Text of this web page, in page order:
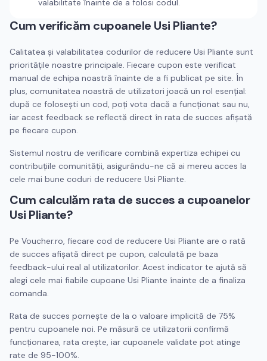
valabilitate înainte de a folosi codul.
Cum verificăm cupoanele Usi Pliante?
Calitatea și valabilitatea codurilor de reducere Usi Pliante sunt
prioritățile noastre principale. Fiecare cupon este verificat
manual de echipa noastră înainte de a fi publicat pe site. În
plus, comunitatea noastră de utilizatori joacă un rol esențial:
după ce folosești un cod, poți vota dacă a funcționat sau nu,
iar acest feedback se reflectă direct în rata de succes afișată
pe fiecare cupon.
Sistemul nostru de verificare combină expertiza echipei cu
contribuțiile comunității, asigurându-ne că ai mereu acces la
cele mai bune coduri de reducere Usi Pliante.
Cum calculăm rata de succes a cupoanelor
Usi Pliante?
Pe Voucher.ro, fiecare cod de reducere Usi Pliante are o rată
de succes afișată direct pe cupon, calculată pe baza
feedback-ului real al utilizatorilor. Acest indicator te ajută să
alegi cele mai fiabile cupoane Usi Pliante înainte de a finaliza
comanda.
Rata de succes pornește de la o valoare implicită de 75%
pentru cupoanele noi. Pe măsură ce utilizatorii confirmă
funcționarea, rata crește, iar cupoanele validate pot atinge
rate de 95-100%.